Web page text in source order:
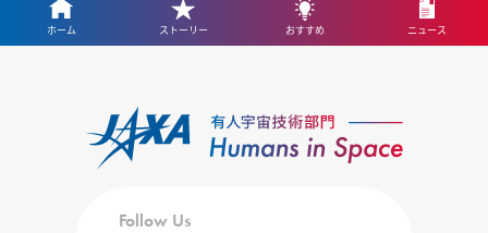
ホーム ストーリー おすすめ ニュース
Follow Us